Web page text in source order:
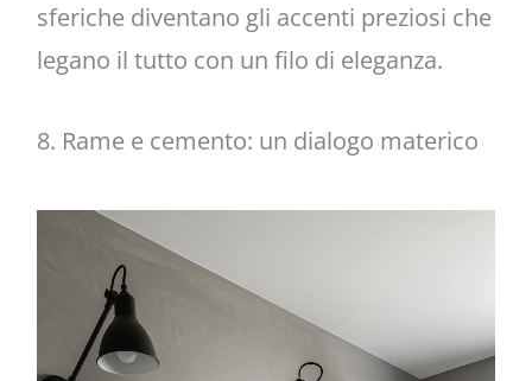
sferiche diventano gli accenti preziosi che
legano il tutto con un filo di eleganza.
8. Rame e cemento: un dialogo materico